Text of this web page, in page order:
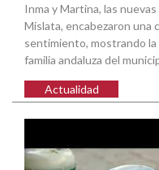
Inma y Martina, las
Mislata, encabezaron una
sentimiento, mostrando la
familia andaluza del
Actualidad